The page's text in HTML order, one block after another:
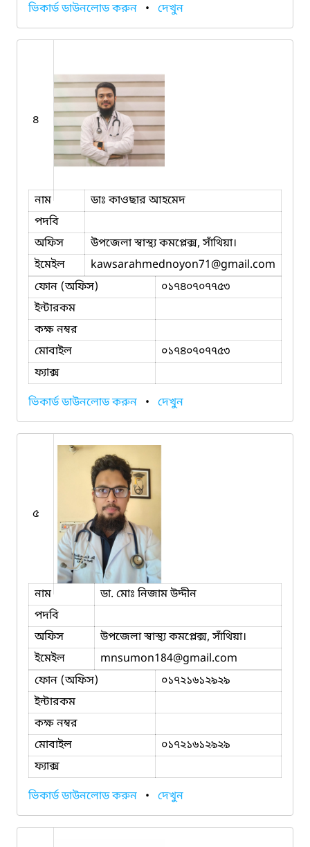
ভিকার্ড ডাউনলোড করুন • দেখুন
৪
নাম
ডাঃ কাওছার আহমেদ
পদবি
অফিস
উপজেলা স্বাস্থ্য কমপ্লেক্স, সাঁথিয়া।
ইমেইল
kawsarahmednoyon71@gmail.com
ফোন (অফিস)
০১৭৪০৭০৭৭৫৩
ইন্টারকম
কক্ষ নম্বর
মোবাইল
০১৭৪০৭০৭৭৫৩
ফ্যাক্স
ভিকার্ড ডাউনলোড করুন • দেখুন
৫
নাম
ডা. মোঃ নিজাম উদ্দীন
পদবি
অফিস
উপজেলা স্বাস্থ্য কমপ্লেক্স, সাঁথিয়া।
ইমেইল
mnsumon184@gmail.com
ফোন (অফিস)
০১৭২১৬১২৯২৯
ইন্টারকম
কক্ষ নম্বর
মোবাইল
০১৭২১৬১২৯২৯
ফ্যাক্স
ভিকার্ড ডাউনলোড করুন • দেখুন